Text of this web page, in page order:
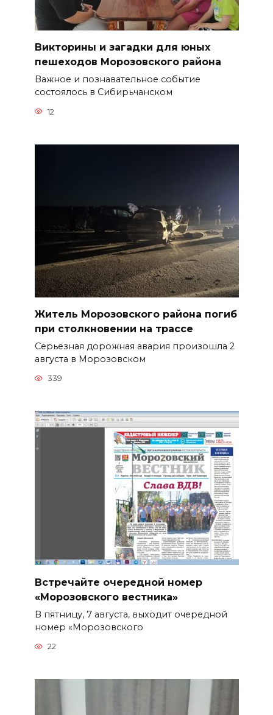
Викторины и загадки для юных
пешеходов Морозовского района
Важное и познавательное событие
состоялось в Сибирьчанском
12
Житель Морозовского района погиб
при столкновении на трассе
Серьезная дорожная авария произошла 2
августа в Морозовском
339
Встречайте очередной номер
«Морозовского вестника»
В пятницу, 7 августа, выходит очередной
номер «Морозовского
22